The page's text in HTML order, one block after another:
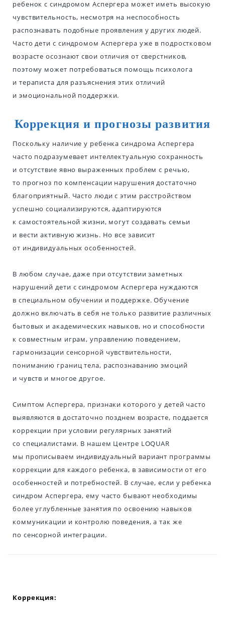
ребенок с синдромом Аспергера может иметь высокую
чувствительность, несмотря на неспособность
распознавать подобные проявления у других людей.
Часто дети с синдромом Аспергера уже в подростковом
возрасте осознают свои отличия от сверстников,
поэтому может потребоваться помощь психолога
и тераписта для разъяснения этих отличий
и эмоциональной поддержки.
Коррекция и прогнозы развития
Поскольку наличие у ребенка синдрома Аспергера
часто подразумевает интеллектуальную сохранность
и отсутствие явно выраженных проблем с речью,
то прогноз по компенсации нарушения достаточно
благоприятный. Часто люди с этим расстройством
успешно социализируются, адаптируются
к самостоятельной жизни, могут создавать семьи
и вести активную жизнь. Но все зависит
от индивидуальных особенностей.
В любом случае, даже при отсутствии заметных
нарушений дети с синдромом Аспергера нуждаются
в специальном обучении и поддержке. Обучение
должно включать в себя не только развитие различных
бытовых и академических навыков, но и способности
к совместным играм, управлению поведением,
гармонизации сенсорной чувствительности,
пониманию границ тела, распознаванию эмоций
и чувств и многое другое.
Симптом Аспергера, признаки которого у детей часто
выявляются в достаточно позднем возрасте, поддается
коррекции при условии регулярных занятий
со специалистами. В нашем Центре LOQUAR
мы прописываем индивидуальный вариант программы
коррекции для каждого ребенка, в зависимости от его
особенностей и потребностей. В случае, если у ребенка
синдром Аспергера, ему часто бывают необходимы
более углубленные занятия по освоению навыков
коммуникации и контролю поведения, а так же
по сенсорной интеграции.
Коррекция: